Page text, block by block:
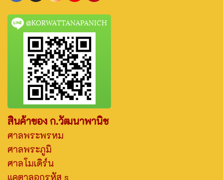
@KORWATTANAPANICH
สินค้าของ ก.วัฒนาพานิช
ศาลพระพรหม
ศาลพระภูมิ
ศาลโมเดิร์น
แคตาลอกรหัส s